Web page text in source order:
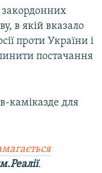
закордонних
в якій вказало
проти України і
постачання
каміказде для
.